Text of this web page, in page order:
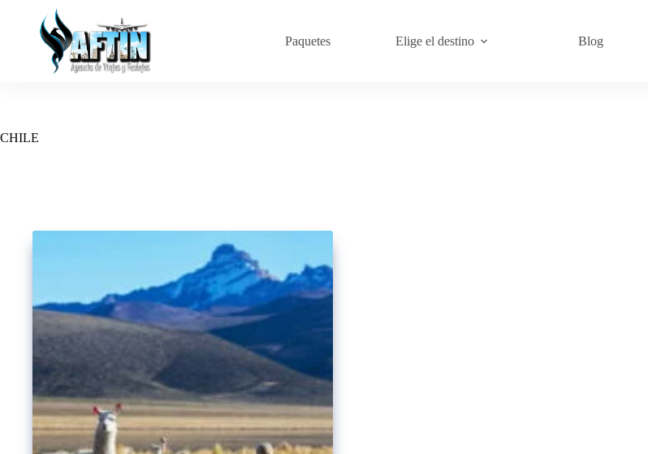
contenido
Paquetes Elige el destino Blog
CHILE